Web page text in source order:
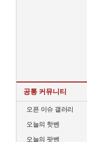
공통 커뮤니티
오픈 이슈 갤러리
오늘의 핫벤
오늘의 팟벤